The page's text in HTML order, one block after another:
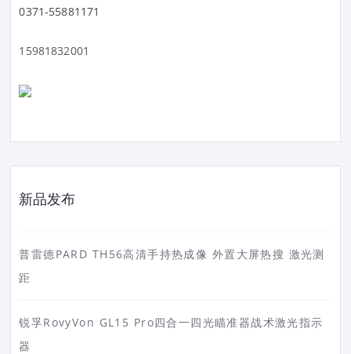
0371-55881171
15981832001
新品发布
普雷德PARD TH56高清手持热成像 外置大屏热搜 激光测
距
锐孚RovyVon GL15 Pro四合一四光瞄准器战术激光指示
器